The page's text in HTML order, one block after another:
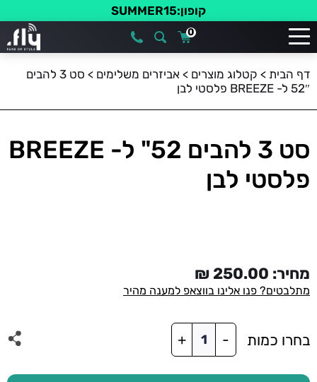
קופון:SUMMER15
0
דף הבית > קטלוג מוצרים > אביזרים משלימים >
סט 3 להבים
52″ ל- BREEZE פלסטי לבן
סט 3 להבים 52" ל- BREEZE
פלסטי לבן
מחיר: 250.00
₪
מתלבטים? פנו אלינו בווצאפ למענה מהיר
בחרו כמות -
של
סט
3
+